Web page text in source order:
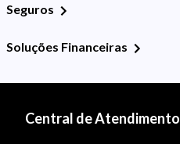
Seguros
Soluções Financeiras
Central de Atendimento